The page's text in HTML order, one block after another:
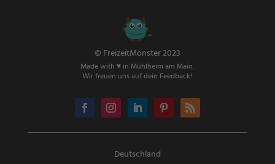
© FreizeitMonster 2023
Made with ♥ in Mühlheim am Main.
Wir freuen uns auf dein Feedback!
Deutschland